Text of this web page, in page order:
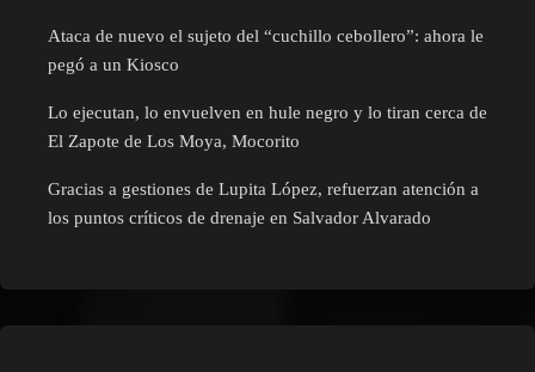
Ataca de nuevo el sujeto del “cuchillo cebollero”: ahora le
pegó a un Kiosco
Lo ejecutan, lo envuelven en hule negro y lo tiran cerca de
El Zapote de Los Moya, Mocorito
Gracias a gestiones de Lupita López, refuerzan atención a
los puntos críticos de drenaje en Salvador Alvarado